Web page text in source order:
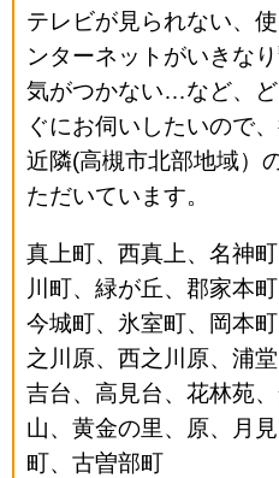
テレビが見られない、
ンターネットがいきな
気がつかない…など、
ぐにお伺いしたいので
近隣(高槻市北部地域）
ただいています。
真上町、西真上、名神
川町、緑が丘、郡家本
今城町、氷室町、岡本
之川原、西之川原、浦
吉台、高見台、花林苑
山、黄金の里、原、月
町、古曽部町